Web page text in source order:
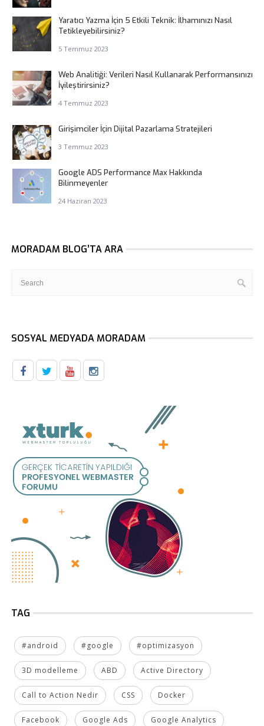
Yaratıcı Yazma İçin 5 Etkili Teknik: İlhamınızı Nasıl
Tetikleyebilirsiniz?
5 Temmuz 2023
Web Analitiği: Verileri Nasıl Kullanarak Performansınızı
İyileştirirsiniz?
4 Temmuz 2023
Girişimciler İçin Dijital Pazarlama Stratejileri
3 Temmuz 2023
Google ADS Performance Max Hakkında
Bilinmeyenler
24 Haziran 2023
MORADAM BLOG’TA ARA
SOSYAL MEDYADA MORADAM
TAG
#android #google #optimizasyon
3D modelleme ABD Active Directory
Call to Action Nedir CSS Docker
Facebook Google Ads Google Analytics